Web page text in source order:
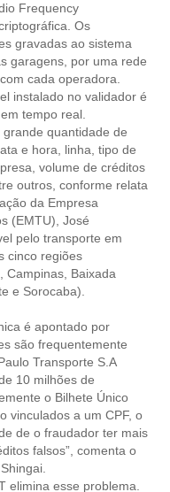
PROFISSÃO
Frequency
Os
gravadas ao sistema
garagens, por uma rede
cada operadora.
instalado no validador é
tempo real.
quantidade de
e hora, linha, tipo de
volume de créditos
outros, conforme relata
da Empresa
(EMTU), José
pelo transporte em
cinco regiões
Campinas, Baixada
e Sorocaba).
é apontado por
são frequentemente
Transporte S.A
10 milhões de
o Bilhete Único
vinculados a um CPF, o
de o fraudador ter mais
falsos”, comenta o
elimina esse problema.